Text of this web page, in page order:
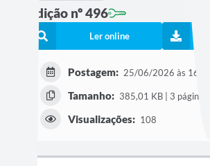
Edição nº 496
Ler online
Postagem: 25/06/2026 às 16h50
Tamanho: 385,01 KB | 3 páginas
Visualizações: 108